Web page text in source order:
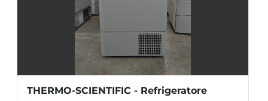
THERMO-SCIENTIFIC - Refrigeratore